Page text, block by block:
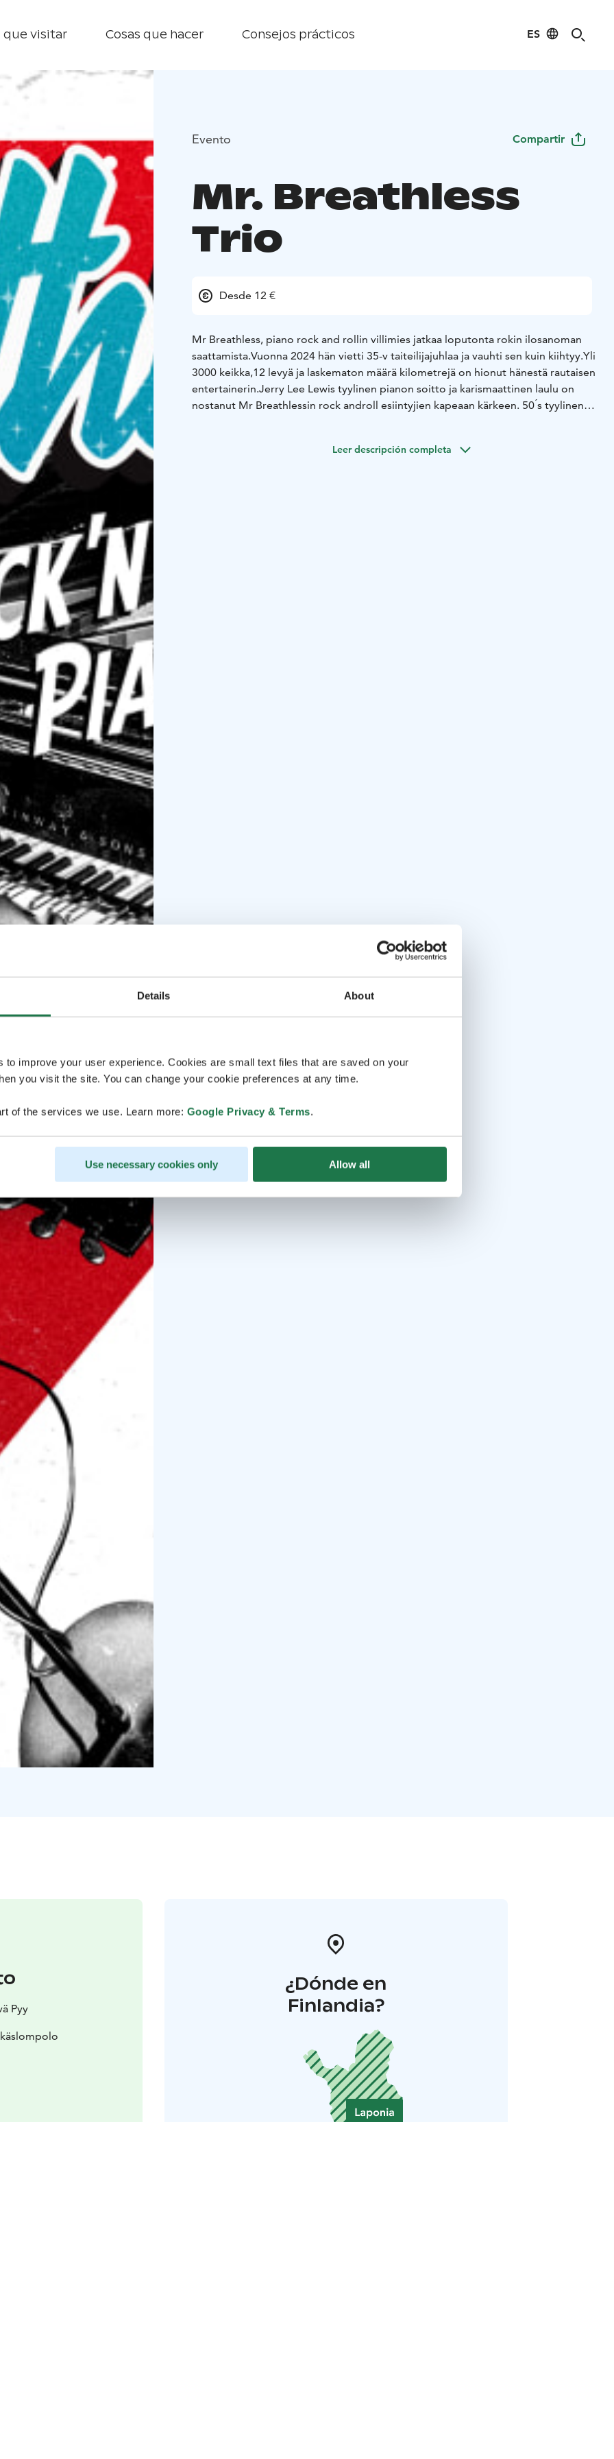
Details About
to improve your user experience. Cookies are small text files that are saved on your
you visit the site. You can change your cookie preferences at any time.
of the services we use. Learn more: Google Privacy & Terms.
Use necessary cookies only Allow all
que visitar Cosas que hacer Consejos prácticos ES
Evento Compartir
Mr. Breathless
Trio
Desde 12 €
Mr Breathless, piano rock and rollin villimies jatkaa loputonta rokin ilosanoman
saattamista.Vuonna 2024 hän vietti 35-v taiteilijajuhlaa ja vauhti sen kuin kiihtyy.Yli
3000 keikka,12 levyä ja laskematon määrä kilometrejä on hionut hänestä rautaisen
entertainerin.Jerry Lee Lewis tyylinen pianon soitto ja karismaattinen laulu on
nostanut Mr Breathlessin rock androll esiintyjien kapeaan kärkeen. 50 ́s tyylinen
Leer descripción completa
Pyy
¿Dónde en
Finlandia?